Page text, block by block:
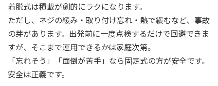
着脱式は積載が劇的にラクになります。
ただし、ネジの緩み・取り付け忘れ・熱で緩むなど、事故
の芽があります。出発前に一度点検するだけで回避できま
すが、そこまで運用できるかは家庭次第。
「忘れそう」「面倒が苦手」なら固定式の方が安全です。
安全は正義です。